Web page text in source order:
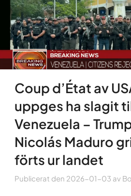
Coup d’État av
uppges ha slagit
Venezuela –
Nicolás Maduro
förts ur landet
Publicerat den 2026-01-03 av